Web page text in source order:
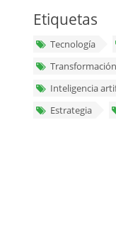
Etiquetas
Tecnología
Inteligencia
Estrategia